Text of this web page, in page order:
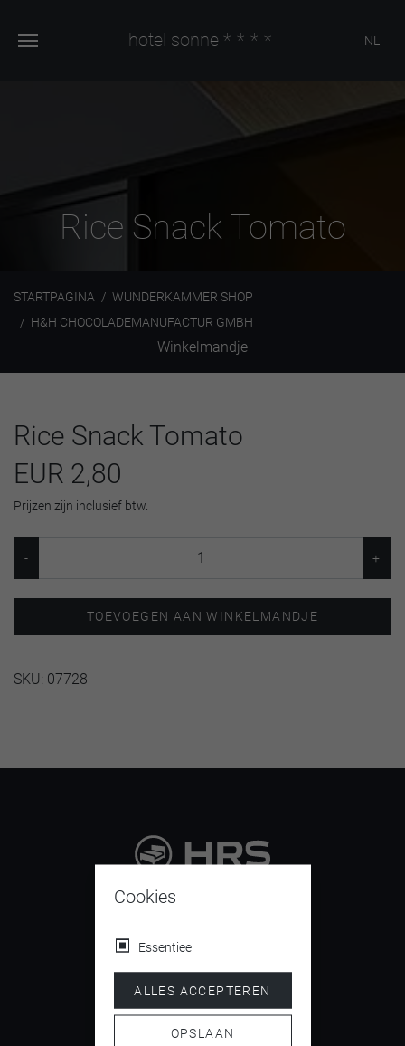
hotel sonne **** NL
Rice Snack Tomato
STARTPAGINA
WUNDERKAMMER SHOP
H&H CHOCOLADEMANUFACTUR GMBH
Winkelmandje
Rice Snack Tomato
EUR 2,80
Prijzen zijn inclusief btw.
TOEVOEGEN AAN WINKELMANDJE
SKU: 07728
9.4
4.5/ 5
Cookies
Essentieel
ALLES ACCEPTEREN
OPSLAAN